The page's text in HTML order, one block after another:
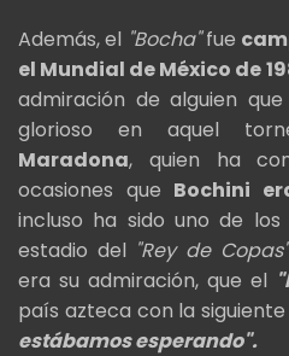
Además, el "Bocha"fue
el Mundial de México de
admiración de alguien
glorioso en aquel
Maradona, quien ha
ocasiones que Bochini
incluso ha sido uno de
estadio del "Rey de Copas"
era su admiración, que el
país azteca con la
estábamos esperando".